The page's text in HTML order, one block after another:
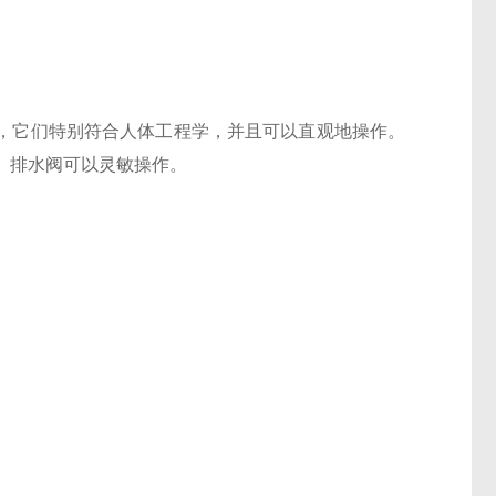
们特别符合人体工程学，并且可以直观地操作。
水阀可以灵敏操作。